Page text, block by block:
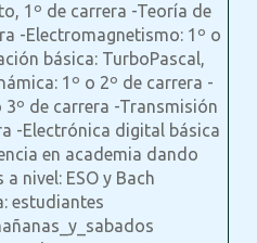
1º de carrera -Teoría de
-Electromagnetismo: 1º o
básica: TurboPascal,
1º o 2º de carrera -
de carrera -Transmisión
-Electrónica digital básica
en academia dando
nivel: ESO y Bach
estudiantes